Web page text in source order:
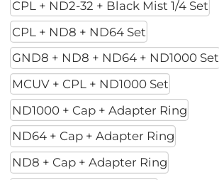
CPL + ND2-32 + Black Mist 1/4 Set
CPL + ND8 + ND64 Set
GND8 + ND8 + ND64 + ND1000 Set
MCUV + CPL + ND1000 Set
ND1000 + Cap + Adapter Ring
ND64 + Cap + Adapter Ring
ND8 + Cap + Adapter Ring